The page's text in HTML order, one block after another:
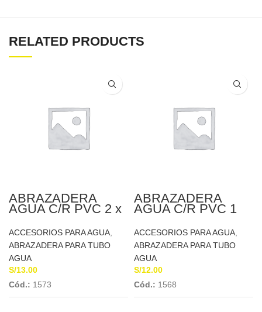
RELATED PRODUCTS
ABRAZADERA
AGUA C/R PVC 2 x
ACCESORIOS PARA AGUA
ABRAZADERA PARA TUBO
AGUA
S/13.00
Cód.: 1573
ABRAZADERA
AGUA C/R PVC 1
CONCYSSA
ACCESORIOS PARA AGUA
ABRAZADERA PARA TUBO
AGUA
S/12.00
Cód.: 1568